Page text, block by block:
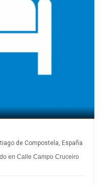
de Compostela, España
en Calle Campo Cruceiro